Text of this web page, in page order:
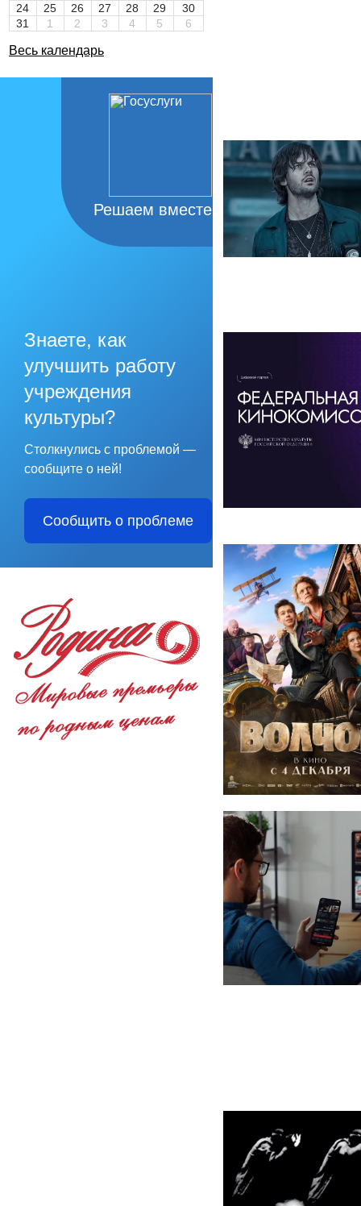
24
25 26 27 28 29
30
31
1 2 3 4 5 6
Весь календарь
Решаем вместе
Знаете, как
улучшить работу
учреждения
культуры?
Столкнулись с проблемой —
сообщите о ней!
Сообщить о проблеме